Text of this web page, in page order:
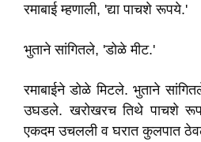
रमाबाई म्हणाली, 'द्या पाचशे रूपये.'
भुताने सांगितले, 'डोळे मीट.'
रमाबाईने डोळे मिटले. भुताने
उघडले. खरोखरच तिथे पाचशे
एकदम उचलली व घरात कुलपात